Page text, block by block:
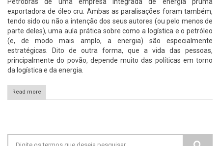
Petrobras de uma empresa integrada de energia pruma
exportadora de óleo cru. Ambas as paralisações foram também,
tendo sido ou não a intenção dos seus autores (ou pelo menos de
parte deles), uma aula prática sobre como a logística e o petróleo
(e, de modo mais amplo, a energia) são especialmente
estratégicas. Dito de outra forma, que a vida das pessoas,
principalmente do povão, depende muito das políticas em torno
da logística e da energia.
Read more